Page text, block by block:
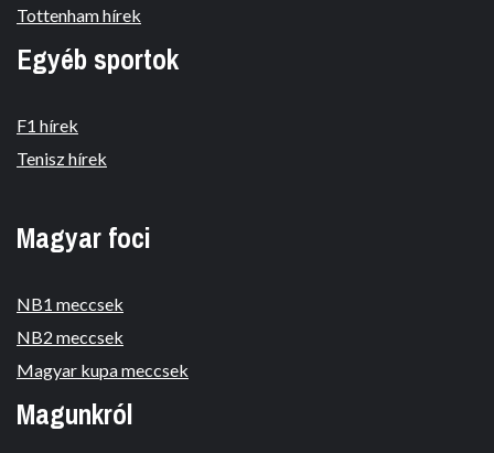
Tottenham hírek
Egyéb sportok
F1 hírek
Tenisz hírek
Magyar foci
NB1 meccsek
NB2 meccsek
Magyar kupa meccsek
Magunkról